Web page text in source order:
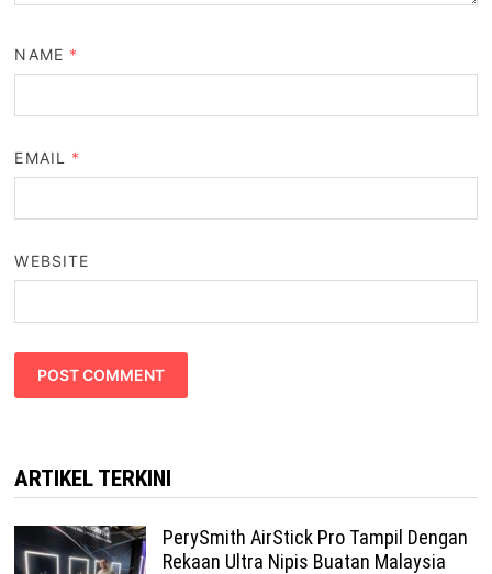
NAME *
EMAIL *
WEBSITE
ARTIKEL TERKINI
PerySmith AirStick Pro Tampil Dengan
Rekaan Ultra Nipis Buatan Malaysia